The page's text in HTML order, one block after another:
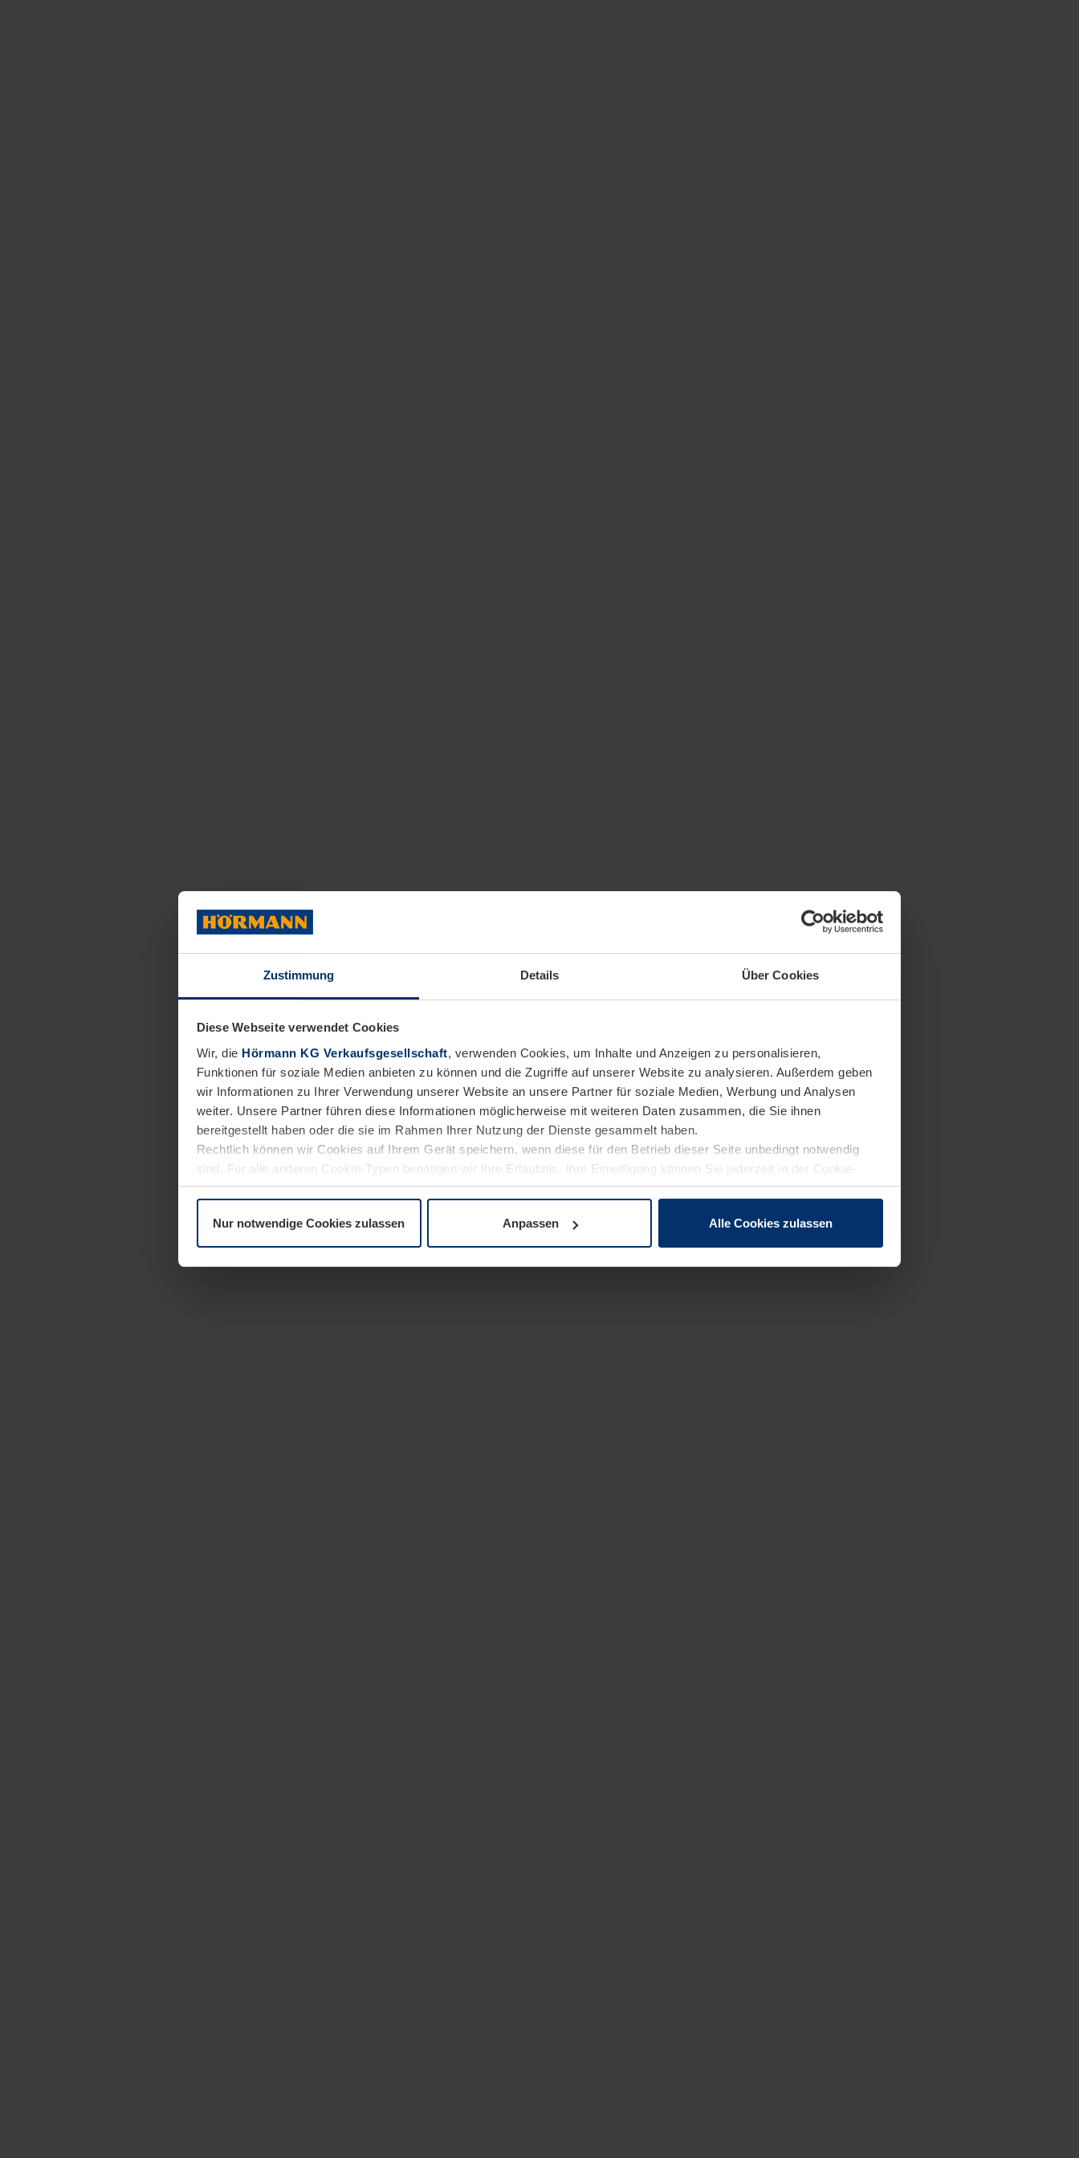
Zustimmung Details Über Cookies
Diese Webseite verwendet Cookies
Wir, die Hörmann KG Verkaufsgesellschaft, verwenden Cookies, um Inhalte und Anzeigen zu personalisieren,
Funktionen für soziale Medien anbieten zu können und die Zugriffe auf unserer Website zu analysieren. Außerdem geben
wir Informationen zu Ihrer Verwendung unserer Website an unsere Partner für soziale Medien, Werbung und Analysen
weiter. Unsere Partner führen diese Informationen möglicherweise mit weiteren Daten zusammen, die Sie ihnen
bereitgestellt haben oder die sie im Rahmen Ihrer Nutzung der Dienste gesammelt haben.
Rechtlich können wir Cookies auf Ihrem Gerät speichern, wenn diese für den Betrieb dieser Seite unbedingt notwendig
sind. Für alle anderen Cookie-Typen benötigen wir Ihre Erlaubnis. Ihre Einwilligung können Sie jederzeit in der Cookie-
Erläuterung auf der SeiteDatenschutzerklärungunserer Website ändern oder widerrufen.
Nur notwendige Cookies zulassen Anpassen Alle Cookies zulassen